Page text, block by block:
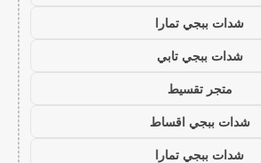
شدات ببجي تمارا
شدات ببجي تابي
متجر تقسيط
شدات ببجي اقساط
شدات ببجي تمارا